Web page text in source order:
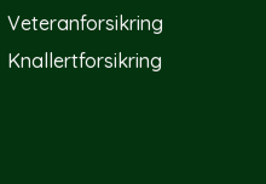
Veteranforsikring
Knallertforsikring